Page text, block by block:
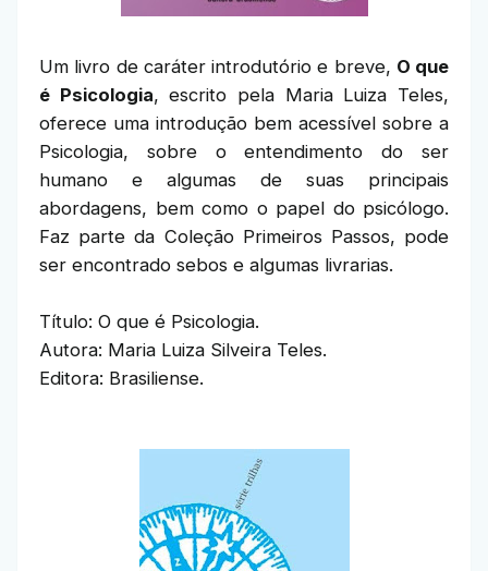
Um livro de caráter introdutório e breve, O que
é Psicologia, escrito pela Maria Luiza Teles,
oferece uma introdução bem acessível sobre a
Psicologia, sobre o entendimento do ser
humano e algumas de suas principais
abordagens, bem como o papel do psicólogo.
Faz parte da Coleção Primeiros Passos, pode
ser encontrado sebos e algumas livrarias.
Título: O que é Psicologia.
Autora: Maria Luiza Silveira Teles.
Editora: Brasiliense.